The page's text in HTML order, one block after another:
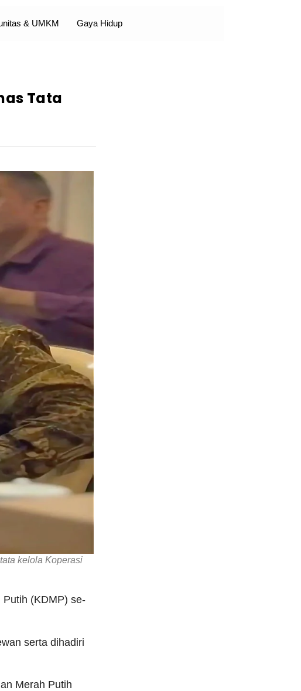
& UMKM Gaya Hidup
Tata
kelola Koperasi
(KDMP) se-
serta dihadiri
Merah Putih